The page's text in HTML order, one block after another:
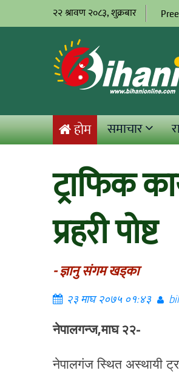
२२ श्रावण २०८३, शुक्रबार
होम समाचार
ट्राफिक
प्रहरी पोष्ट
- ज्ञानु संगम खड्का
२३ माघ २०७५ ०१:४३
नेपालगन्ज,माघ २२-
नेपालगंज स्थित अस्थायी